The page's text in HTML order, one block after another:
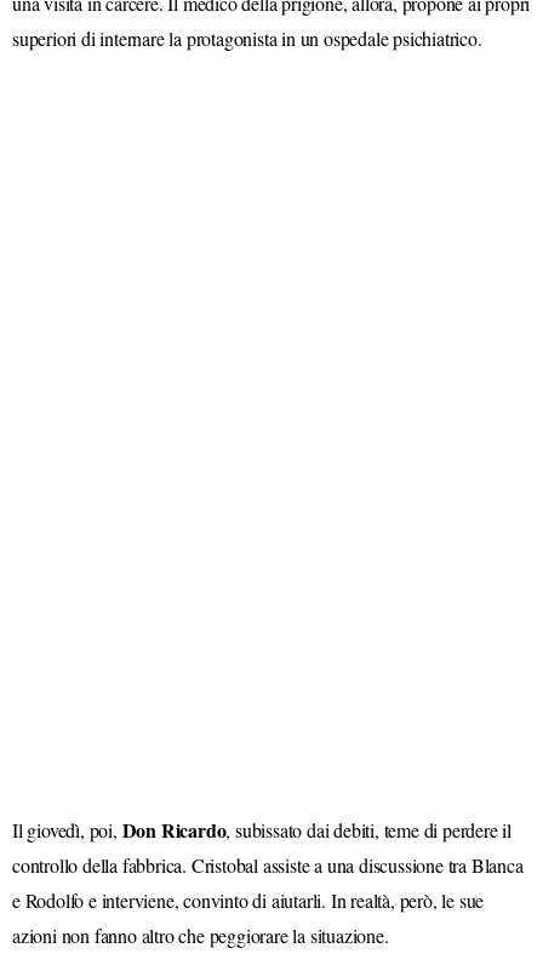
superiori di internare la protagonista in un ospedale psichiatrico.
Il giovedì, poi, Don Ricardo, subissato dai debiti, teme di perdere il
controllo della fabbrica. Cristobal assiste a una discussione tra Blanca
e Rodolfo e interviene, convinto di aiutarli. In realtà, però, le sue
azioni non fanno altro che peggiorare la situazione.